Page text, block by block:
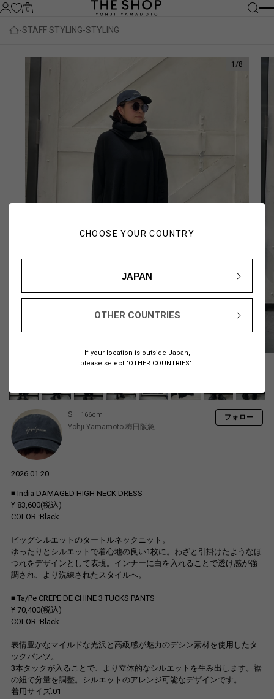
CHOOSE YOUR COUNTRY
JAPAN
OTHER COUNTRIES
If your location is outside Japan,
please select "OTHER COUNTRIES".
0
STAFF STYLING STYLING
1 /8
S 166cm
Yohji Yamamoto 梅田阪急
フォロー
2026.01.20
◾️ India DAMAGED HIGH NECK DRESS
¥ 83,600(税込)
COLOR :Black
ビッグシルエットのタートルネックニット。
ゆったりとシルエットで着心地の良い1枚に。わざと引掛けたようなほ
つれをデザインとして表現。インナーに白を入れることで透け感が強
調され、より洗練されたスタイルへ。
◾️ Ta/Pe CREPE DE CHINE 3 TUCKS PANTS
¥ 70,400(税込)
COLOR :Black
表情豊かなマイルドな光沢と高級感が魅力のデシン素材を使用したタ
ックパンツ。
3本タックが入ることで、より立体的なシルエットを生み出します。裾
の紐で分量を調整。シルエットのアレンジ可能なデザインです。
着用サイズ:01